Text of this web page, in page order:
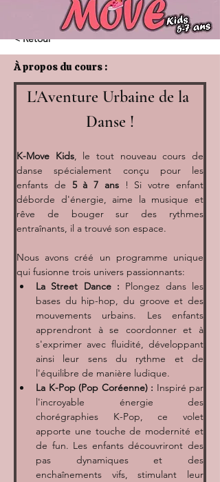
< Retour
À propos du cours :
L'Aventure Urbaine de la
Danse !
K-Move Kids, le tout nouveau cours de
danse spécialement conçu pour les
enfants de 5 à 7 ans ! Si votre enfant
déborde d'énergie, aime la musique et
rêve de bouger sur des rythmes
entraînants, il a trouvé son espace.
Nous avons créé un programme unique
qui fusionne trois univers passionnants:
La Street Dance : Plongez dans les
bases du hip-hop, du groove et des
mouvements urbains. Les enfants
apprendront à se coordonner et à
s'exprimer avec fluidité, développant
ainsi leur sens du rythme et de
l'équilibre de manière ludique.
La K-Pop (Pop Coréenne) : Inspiré par
l'incroyable énergie des
chorégraphies K-Pop, ce volet
apporte une touche de modernité et
de fun. Les enfants découvriront des
pas dynamiques et des
enchaînements vifs, stimulant leur